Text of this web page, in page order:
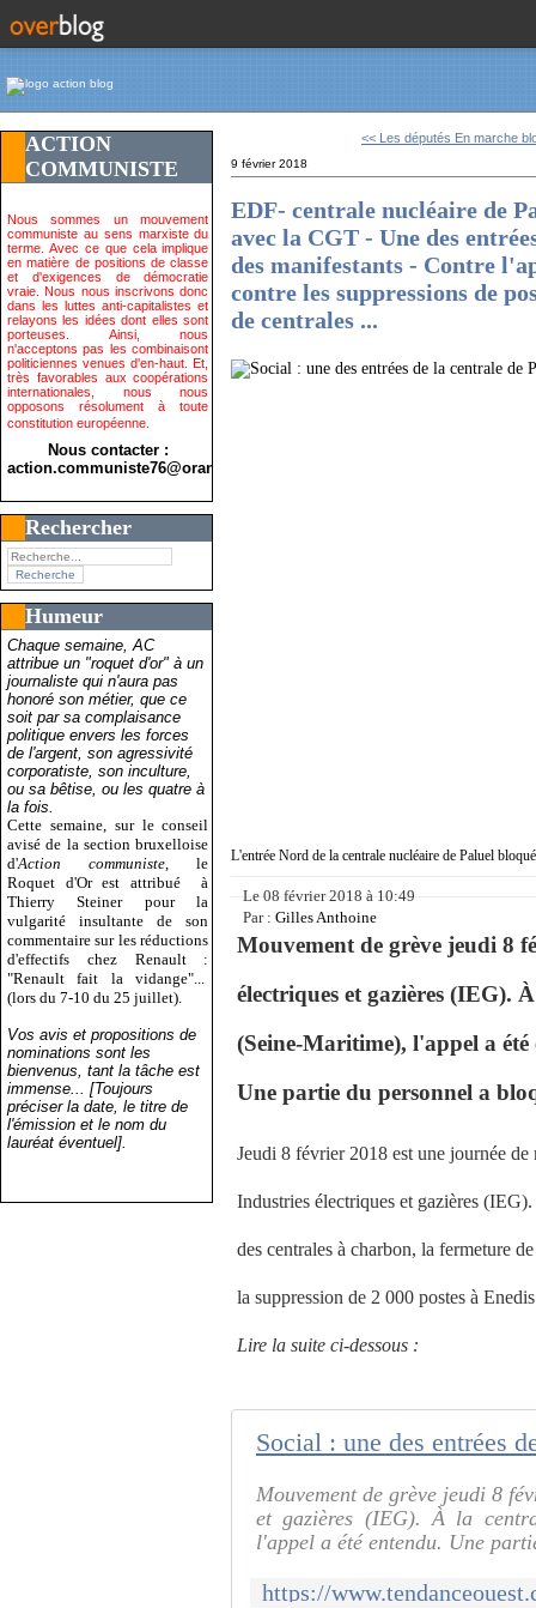
ACTION
COMMUNISTE
Nous sommes un mouvement
communiste au sens marxiste du
terme. Avec ce que cela implique
en matière de positions de classe
et d'exigences de démocratie
vraie. Nous nous inscrivons donc
dans les luttes anti-capitalistes et
relayons les idées dont elles sont
porteuses. Ainsi, nous
n'acceptons pas les combinaisont
politiciennes venues d'en-haut. Et,
très favorables aux coopérations
internationales, nous nous
opposons résolument à toute
constitution européenne.
Nous contacter :
action.communiste76@orange.fr>
Rechercher
Humeur
Chaque semaine, AC
attribue un "roquet d'or" à un
journaliste qui n'aura pas
honoré son métier, que ce
soit par sa complaisance
politique envers les forces
de l'argent, son agressivité
corporatiste, son inculture,
ou sa bêtise, ou les quatre à
la fois.
Cette semaine, sur le conseil
avisé de la section bruxelloise
d'Action communiste , le
Roquet d'Or est attribué
à
Thierry Steiner pour la
vulgarité insultante de son
commentaire sur les réductions
d'effectifs chez Renault :
"Renault fait la vidange"...
(lors du 7-10 du 25 juillet).
Vos avis et propositions de
nominations sont les
bienvenus, tant la tâche est
immense... [Toujours
préciser la date, le titre de
l'émission et le nom du
lauréat éventuel].
<< Les députés En marche
9 février 2018
EDF- centrale nucléaire de
avec la CGT - Une des
des manifestants - Contre
contre les suppressions de
de centrales ...
L'entrée Nord de la centrale nucléaire de Paluel
Le08 février 2018 à 10:49
Par :Gilles Anthoine
Mouvement de grève jeudi 8
électriques et gazières (IEG).
(Seine-Maritime), l'appel a été
Une partie du personnel a
Jeudi 8 février 2018 est une journée
Industries électriques et gazières
des centrales à charbon, la fermeture
la suppression de 2 000 postes à
Lire la suite ci-dessous :
Mouvement de grève jeudi 8
et gazières (IEG). À la
l'appel a été entendu. Une